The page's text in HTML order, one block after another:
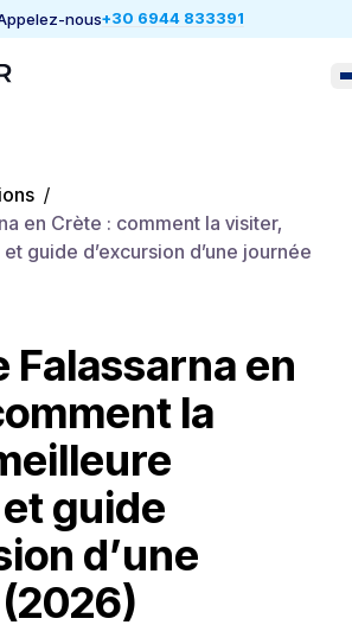
nous+30 6944 833391
/
en Crète : comment la visiter,
guide d’excursion d’une journée
Falassarna en
la
guide
d’une